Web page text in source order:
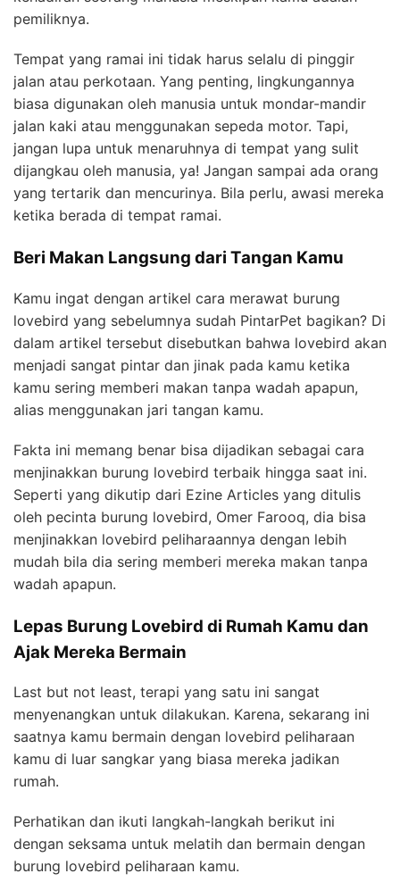
pemiliknya.
Tempat yang ramai ini tidak harus selalu di pinggir
jalan atau perkotaan. Yang penting, lingkungannya
biasa digunakan oleh manusia untuk mondar-mandir
jalan kaki atau menggunakan sepeda motor. Tapi,
jangan lupa untuk menaruhnya di tempat yang sulit
dijangkau oleh manusia, ya! Jangan sampai ada orang
yang tertarik dan mencurinya. Bila perlu, awasi mereka
ketika berada di tempat ramai.
Beri Makan Langsung dari Tangan Kamu
Kamu ingat dengan artikel cara merawat burung
lovebird yang sebelumnya sudah PintarPet bagikan? Di
dalam artikel tersebut disebutkan bahwa lovebird akan
menjadi sangat pintar dan jinak pada kamu ketika
kamu sering memberi makan tanpa wadah apapun,
alias menggunakan jari tangan kamu.
Fakta ini memang benar bisa dijadikan sebagai cara
menjinakkan burung lovebird terbaik hingga saat ini.
Seperti yang dikutip dari Ezine Articles yang ditulis
oleh pecinta burung lovebird, Omer Farooq, dia bisa
menjinakkan lovebird peliharaannya dengan lebih
mudah bila dia sering memberi mereka makan tanpa
wadah apapun.
Lepas Burung Lovebird di Rumah Kamu dan
Ajak Mereka Bermain
Last but not least, terapi yang satu ini sangat
menyenangkan untuk dilakukan. Karena, sekarang ini
saatnya kamu bermain dengan lovebird peliharaan
kamu di luar sangkar yang biasa mereka jadikan
rumah.
Perhatikan dan ikuti langkah-langkah berikut ini
dengan seksama untuk melatih dan bermain dengan
burung lovebird peliharaan kamu.